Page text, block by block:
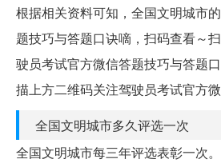
根据相关资料可知，全国文明城市
题技巧与答题口诀嘀，扫码查看～
驶员考试官方微信答题技巧与答题
描上方二维码关注驾驶员考试官方微
全国文明城市多久评选一次
全国文明城市每三年评选表彰一次